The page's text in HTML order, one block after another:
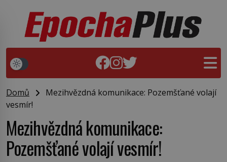
Domů
Mezihvězdná komunikace: Pozemšťané volají
vesmír!
Mezihvězdná komunikace:
Pozemšťané volají vesmír!